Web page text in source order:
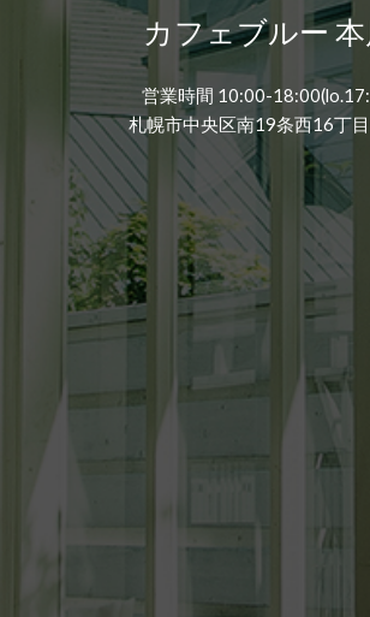
カフェブルー
営業時間 10:00-
札幌市中央区南19条西16丁